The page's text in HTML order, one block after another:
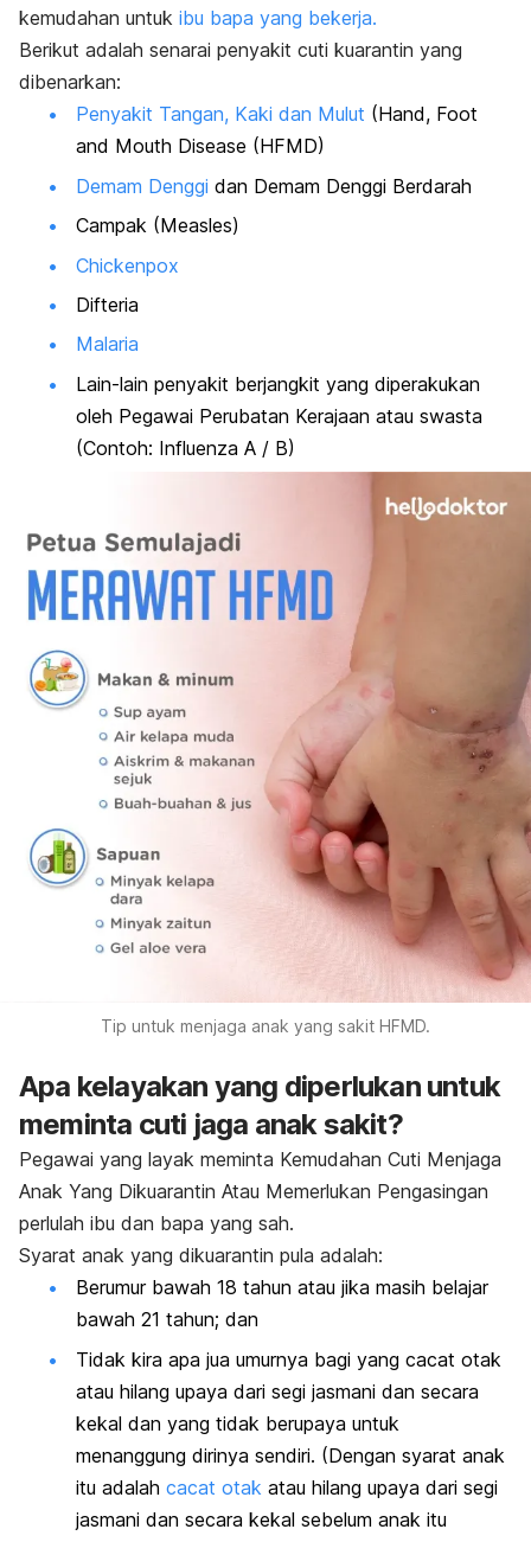
kemudahan untuk ibu bapa yang bekerja.
Berikut adalah senarai penyakit cuti kuarantin yang
dibenarkan:
Penyakit Tangan, Kaki dan Mulut (Hand, Foot
and Mouth Disease (HFMD)
Demam Denggi dan Demam Denggi Berdarah
Campak (Measles)
Chickenpox
Difteria
Malaria
Lain-lain penyakit berjangkit yang diperakukan
oleh Pegawai Perubatan Kerajaan atau swasta
(Contoh: Influenza A / B)
Tip untuk menjaga anak yang sakit HFMD.
Apa kelayakan yang diperlukan untuk
meminta cuti jaga anak sakit?
Pegawai yang layak meminta Kemudahan Cuti Menjaga
Anak Yang Dikuarantin Atau Memerlukan Pengasingan
perlulah ibu dan bapa yang sah.
Syarat anak yang dikuarantin pula adalah:
Berumur bawah 18 tahun atau jika masih belajar
bawah 21 tahun; dan
Tidak kira apa jua umurnya bagi yang cacat otak
atau hilang upaya dari segi jasmani dan secara
kekal dan yang tidak berupaya untuk
menanggung dirinya sendiri. (Dengan syarat anak
itu adalah cacat otak atau hilang upaya dari segi
jasmani dan secara kekal sebelum anak itu